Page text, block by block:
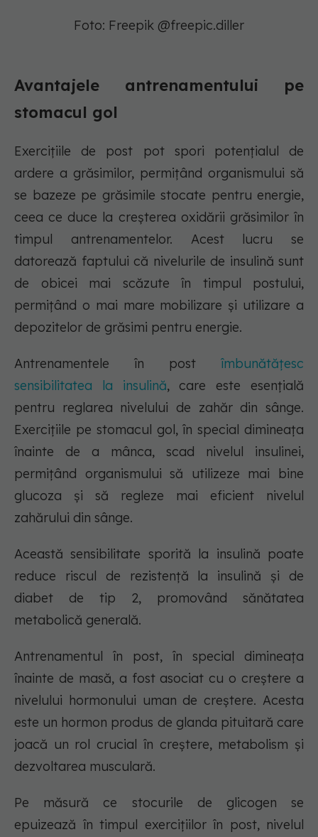
Foto: Freepik @freepic.diller
Avantajele antrenamentului pe
stomacul gol
Exercițiile de post pot spori potențialul de
ardere a grăsimilor, permițând organismului să
se bazeze pe grăsimile stocate pentru energie,
ceea ce duce la creșterea oxidării grăsimilor în
timpul antrenamentelor. Acest lucru se
datorează faptului că nivelurile de insulină sunt
de obicei mai scăzute în timpul postului,
permițând o mai mare mobilizare și utilizare a
depozitelor de grăsimi pentru energie.
Antrenamentele în post îmbunătățesc
sensibilitatea la insulină, care este esențială
pentru reglarea nivelului de zahăr din sânge.
Exercițiile pe stomacul gol, în special dimineața
înainte de a mânca, scad nivelul insulinei,
permițând organismului să utilizeze mai bine
glucoza și să regleze mai eficient nivelul
zahărului din sânge.
Această sensibilitate sporită la insulină poate
reduce riscul de rezistență la insulină și de
diabet de tip 2, promovând sănătatea
metabolică generală.
Antrenamentul în post, în special dimineața
înainte de masă, a fost asociat cu o creștere a
nivelului hormonului uman de creștere. Acesta
este un hormon produs de glanda pituitară care
joacă un rol crucial în creștere, metabolism și
dezvoltarea musculară.
Pe măsură ce stocurile de glicogen se
epuizează în timpul exercițiilor în post, nivelul